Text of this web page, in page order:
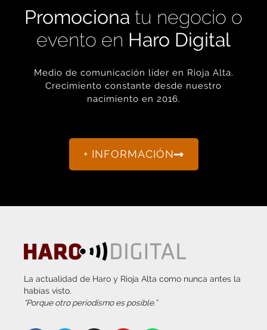
Promociona tu negocio o
evento en Haro Digital
Medio de comunicación líder en Rioja Alta.
Crecimiento constante desde nuestro
nacimiento en 2016.
+ INFORMACIÓN
La actualidad de Haro y Rioja Alta como nunca antes la
habías visto.
“Porque otro periodismo es posible.”